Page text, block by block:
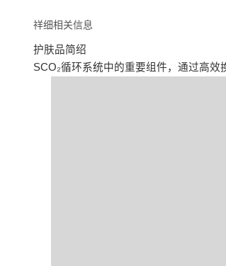
祥细相关信息
护肤品简绍
SCO₂循环系统中的重要组件，通过高